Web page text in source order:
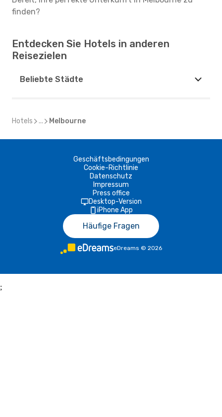
finden?
Entdecken Sie Hotels in anderen
Reisezielen
Beliebte Städte
Hotels ... Melbourne
Geschäftsbedingungen
Cookie-Richtlinie
Datenschutz
Impressum
Press office
Desktop-Version
iPhone App
Häufige Fragen
eDreams © 2026
;